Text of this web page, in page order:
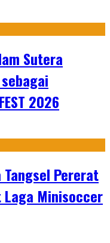
Sutera
2026
Tangsel Pererat
Minisoccer